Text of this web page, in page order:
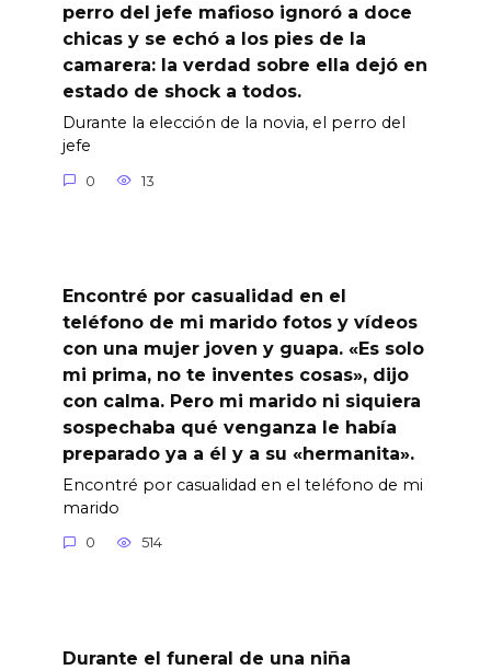
perro del jefe mafioso ignoró a doce
chicas y se echó a los pies de la
camarera: la verdad sobre ella dejó en
estado de shock a todos.
Durante la elección de la novia, el perro del
jefe
0 13
Encontré por casualidad en el
teléfono de mi marido fotos y vídeos
con una mujer joven y guapa. «Es solo
mi prima, no te inventes cosas», dijo
con calma. Pero mi marido ni siquiera
sospechaba qué venganza le había
preparado ya a él y a su «hermanita».
Encontré por casualidad en el teléfono de mi
marido
0 514
Durante el funeral de una niña